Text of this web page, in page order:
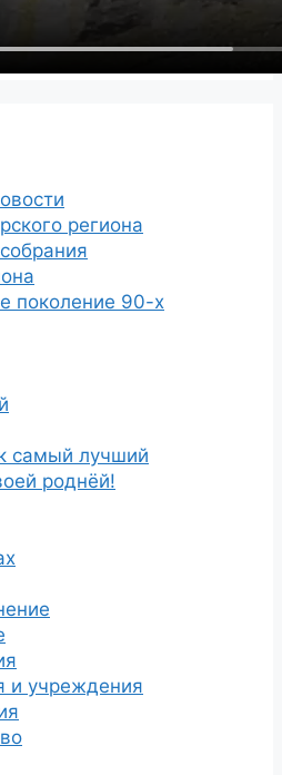
региона
поколение 90-х
самый лучший
роднёй!
и учреждения